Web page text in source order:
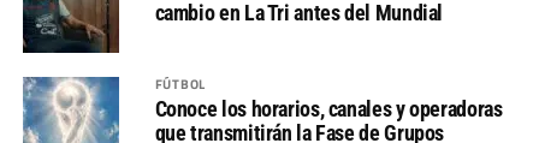
cambio en La Tri antes del Mundial
FÚTBOL
Conoce los horarios, canales y operadoras
que transmitirán la Fase de Grupos